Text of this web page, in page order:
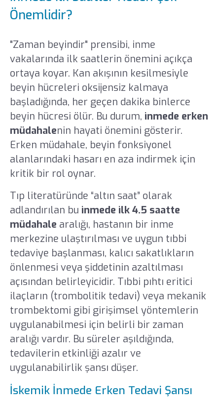
Önemlidir?
"Zaman beyindir" prensibi, inme
vakalarında ilk saatlerin önemini açıkça
ortaya koyar. Kan akışının kesilmesiyle
beyin hücreleri oksijensiz kalmaya
başladığında, her geçen dakika binlerce
beyin hücresi ölür. Bu durum, inmede erken
müdahalenin hayati önemini gösterir.
Erken müdahale, beyin fonksiyonel
alanlarındaki hasarı en aza indirmek için
kritik bir rol oynar.
Tıp literatüründe “altın saat” olarak
adlandırılan bu inmede ilk 4.5 saatte
müdahale aralığı, hastanın bir inme
merkezine ulaştırılması ve uygun tıbbi
tedaviye başlanması, kalıcı sakatlıkların
önlenmesi veya şiddetinin azaltılması
açısından belirleyicidir. Tıbbi pıhtı eritici
ilaçların (trombolitik tedavi) veya mekanik
trombektomi gibi girişimsel yöntemlerin
uygulanabilmesi için belirli bir zaman
aralığı vardır. Bu süreler aşıldığında,
tedavilerin etkinliği azalır ve
uygulanabilirlik şansı düşer.
İskemik İnmede Erken Tedavi Şansı